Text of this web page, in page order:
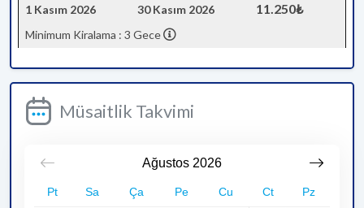
1 Kasım 2026 30 Kasım 2026 11.250₺
Minimum Kiralama : 3 Gece
Müsaitlik Takvimi
Ağustos 2026
Pt Sa Ça Pe Cu Ct Pz